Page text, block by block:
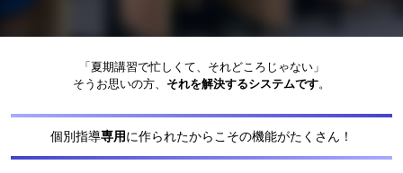
「夏期講習で忙しくて、それどころじゃない」
そうお思いの方、 それを解決するシステムです。
個別指導専用に作られたからこその機能がたくさん！